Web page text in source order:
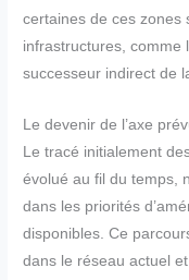
certaines de ces zones
infrastructures, comme
successeur indirect de
Le devenir de l’axe
Le tracé initialement
évolué au fil du temps,
dans les priorités
disponibles. Ce
dans le réseau actuel